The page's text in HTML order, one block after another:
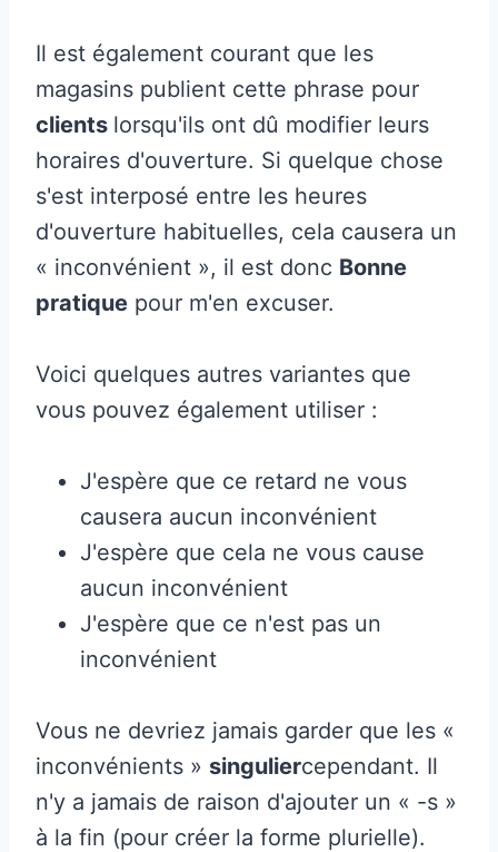
Il est également courant que les
magasins publient cette phrase pour
clients lorsqu'ils ont dû modifier leurs
horaires d'ouverture. Si quelque chose
s'est interposé entre les heures
d'ouverture habituelles, cela causera un
« inconvénient », il est donc Bonne
pratique pour m'en excuser.
Voici quelques autres variantes que
vous pouvez également utiliser :
J'espère que ce retard ne vous
causera aucun inconvénient
J'espère que cela ne vous cause
aucun inconvénient
J'espère que ce n'est pas un
inconvénient
Vous ne devriez jamais garder que les «
inconvénients » singuliercependant. Il
n'y a jamais de raison d'ajouter un « -s »
à la fin (pour créer la forme plurielle).